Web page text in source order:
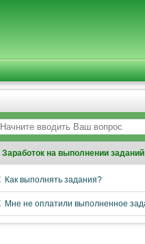
Заработок на выполнении заданий
Как выполнять задания?
Мне не оплатили выполненное